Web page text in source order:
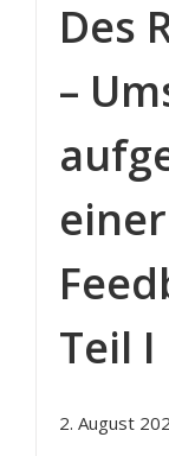
Des
–
Teil I
2. August